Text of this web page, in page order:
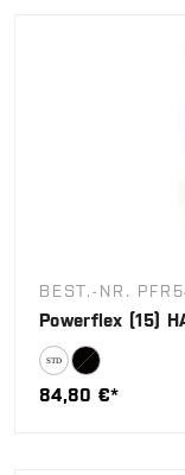
BEST.-NR.
Powerflex (15)
84,80 €*